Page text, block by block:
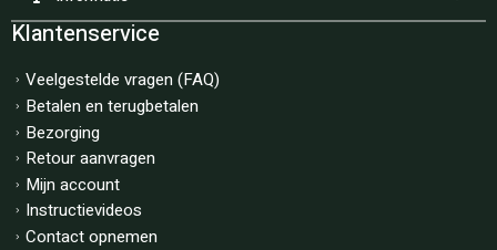
Klantenservice
Veelgestelde vragen (FAQ)
Betalen en terugbetalen
Bezorging
Retour aanvragen
Mijn account
Instructievideos
Contact opnemen